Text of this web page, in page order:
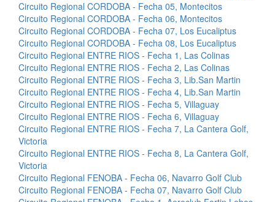
Circuito Regional CORDOBA - Fecha 05, Montecitos
Circuito Regional CORDOBA - Fecha 06, Montecitos
Circuito Regional CORDOBA - Fecha 07, Los Eucaliptus
Circuito Regional CORDOBA - Fecha 08, Los Eucaliptus
Circuito Regional ENTRE RIOS - Fecha 1, Las Colinas
Circuito Regional ENTRE RIOS - Fecha 2, Las Colinas
Circuito Regional ENTRE RIOS - Fecha 3, Lib.San Martin
Circuito Regional ENTRE RIOS - Fecha 4, Lib.San Martin
Circuito Regional ENTRE RIOS - Fecha 5, Villaguay
Circuito Regional ENTRE RIOS - Fecha 6, Villaguay
Circuito Regional ENTRE RIOS - Fecha 7, La Cantera Golf,
Victoria
Circuito Regional ENTRE RIOS - Fecha 8, La Cantera Golf,
Victoria
Circuito Regional FENOBA - Fecha 06, Navarro Golf Club
Circuito Regional FENOBA - Fecha 07, Navarro Golf Club